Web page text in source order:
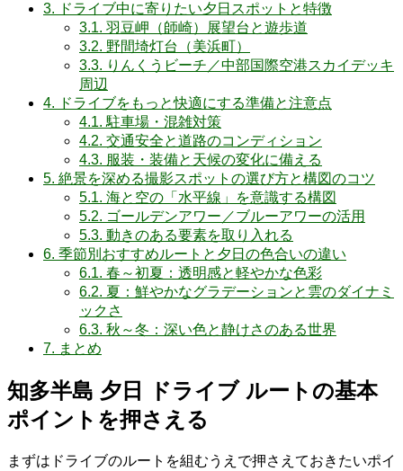
3. ドライブ中に寄りたい夕日スポットと特徴
3.1. 羽豆岬（師崎）展望台と遊歩道
3.2. 野間埼灯台（美浜町）
3.3. りんくうビーチ／中部国際空港スカイデッキ
周辺
4. ドライブをもっと快適にする準備と注意点
4.1. 駐車場・混雑対策
4.2. 交通安全と道路のコンディション
4.3. 服装・装備と天候の変化に備える
5. 絶景を深める撮影スポットの選び方と構図のコツ
5.1. 海と空の「水平線」を意識する構図
5.2. ゴールデンアワー／ブルーアワーの活用
5.3. 動きのある要素を取り入れる
6. 季節別おすすめルートと夕日の色合いの違い
6.1. 春～初夏：透明感と軽やかな色彩
6.2. 夏：鮮やかなグラデーションと雲のダイナミ
ックさ
6.3. 秋～冬：深い色と静けさのある世界
7. まとめ
知多半島 夕日 ドライブ ルートの基本
ポイントを押さえる
まずはドライブのルートを組むうえで押さえておきたいポイ